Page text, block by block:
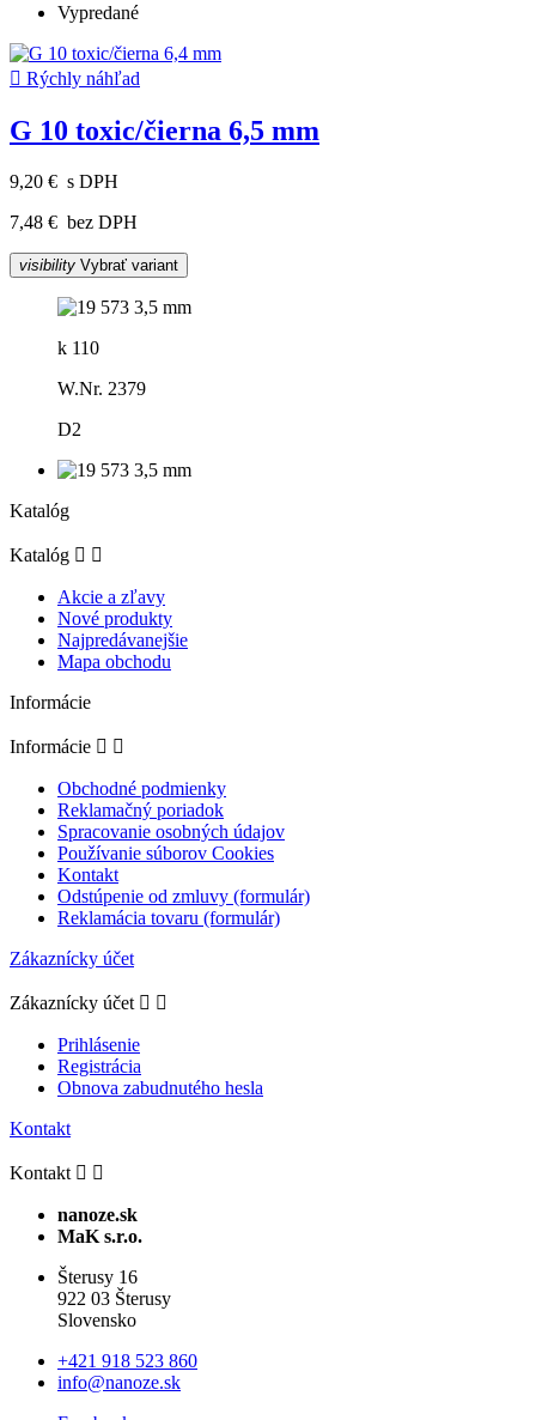
Vypredané
 Rýchly náhľad
G 10 toxic/čierna 6,5 mm
9,20 € s DPH
7,48 € bez DPH
visibility Vybrať variant
k 110
W.Nr. 2379
D2
Katalóg
Katalóg  
Akcie a zľavy
Nové produkty
Najpredávanejšie
Mapa obchodu
Informácie
Informácie  
Obchodné podmienky
Reklamačný poriadok
Spracovanie osobných údajov
Používanie súborov Cookies
Kontakt
Odstúpenie od zmluvy (formulár)
Reklamácia tovaru (formulár)
Zákaznícky účet
Zákaznícky účet  
Prihlásenie
Registrácia
Obnova zabudnutého hesla
Kontakt
Kontakt  
nanoze.sk
MaK s.r.o.
Šterusy 16
922 03 Šterusy
Slovensko
+421 918 523 860
info@nanoze.sk